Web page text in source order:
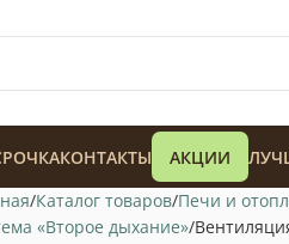
КОНТАКТЫ АКЦИИ
Каталог товаров Печи и
«Второе дыхание»